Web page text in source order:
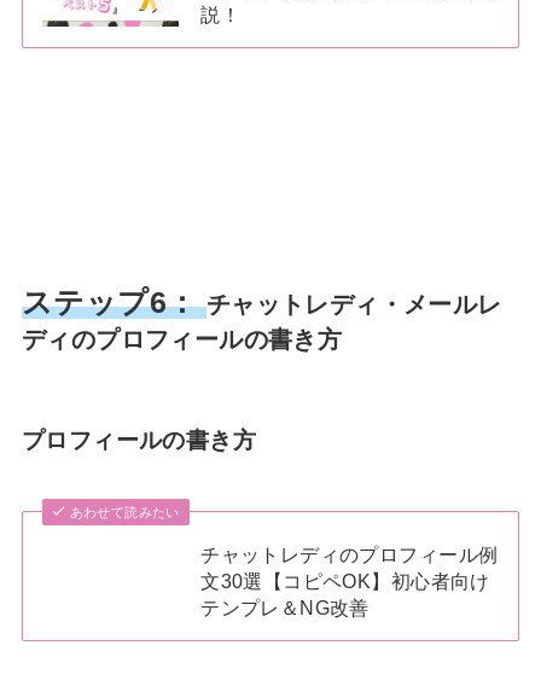
説！
ステップ6： チャットレディ・メールレ
ディのプロフィールの書き方
プロフィールの書き方
あわせて読みたい
チャットレディのプロフィール例
文30選【コピペOK】初心者向け
テンプレ＆NG改善